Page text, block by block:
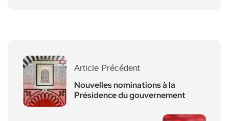
Article Précédent
Nouvelles nominations à la
Présidence du gouvernement